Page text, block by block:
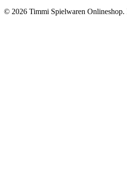
© 2026 Timmi Spielwaren Onlineshop.